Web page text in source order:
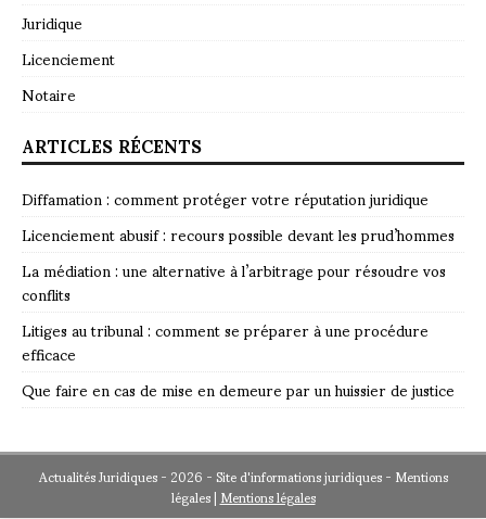
Juridique
Licenciement
Notaire
ARTICLES RÉCENTS
Diffamation : comment protéger votre réputation juridique
Licenciement abusif : recours possible devant les prud’hommes
La médiation : une alternative à l’arbitrage pour résoudre vos
conflits
Litiges au tribunal : comment se préparer à une procédure
efficace
Que faire en cas de mise en demeure par un huissier de justice
Actualités Juridiques - 2026 - Site d'informations juridiques - Mentions
légales|Mentions légales